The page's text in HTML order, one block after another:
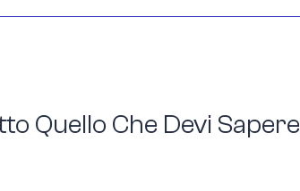
Quello Che Devi Sapere